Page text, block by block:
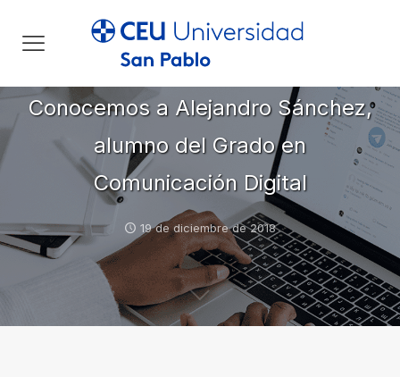
Conocemos a Alejandro Sánchez,
alumno del Grado en
Comunicación Digital
19 de diciembre de 2018